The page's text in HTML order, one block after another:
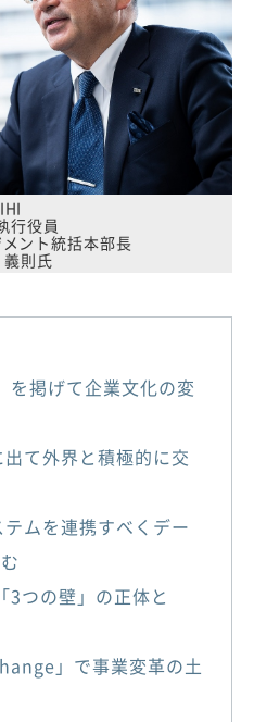
IHI
行役員
ント統括本部長
義則氏
を掲げて企業文化の変
て外界と積極的に交
ムを連携すべくデー
3つの壁」の正体と
」で事業変革の土